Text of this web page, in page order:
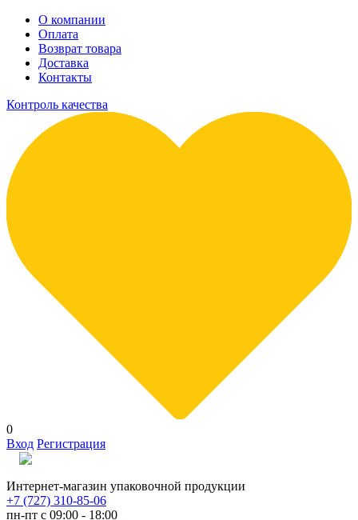
О компании
Оплата
Возврат товара
Доставка
Контакты
Контроль качества
0
Вход Регистрация
Интернет-магазин упаковочной продукции
+7 (727) 310-85-06
пн-пт с 09:00 - 18:00